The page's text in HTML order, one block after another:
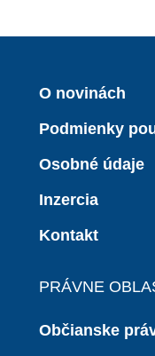
O novinách
Podmienky
Osobné údaje
Inzercia
Kontakt
PRÁVNE
Občianske